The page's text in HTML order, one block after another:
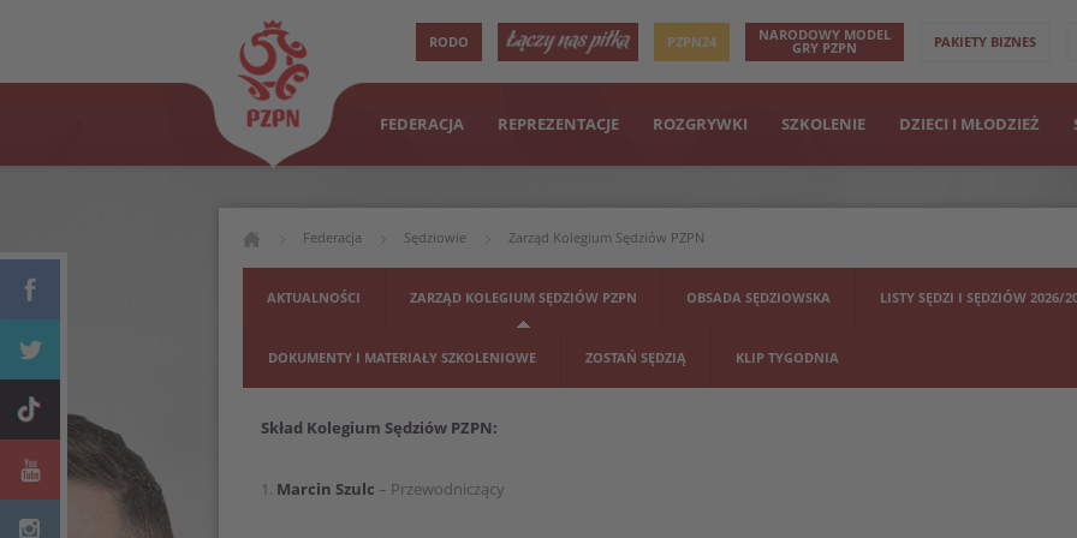
RODO PZPN24 NARODOWY MODEL
GRY PZPN PAKIETY BIZNES
FEDERACJA REPREZENTACJE ROZGRYWKI SZKOLENIE DZIECI I MŁODZIEŻ
Federacja Sędziowie Zarząd Kolegium Sędziów PZPN
AKTUALNOŚCI ZARZĄD KOLEGIUM SĘDZIÓW PZPN OBSADA SĘDZIOWSKA LISTY SĘDZI I SĘDZIÓW 2026/
DOKUMENTY I MATERIAŁY SZKOLENIOWE ZOSTAŃ SĘDZIĄ KLIP TYGODNIA
Skład Kolegium Sędziów PZPN:
1. Marcin Szulc – Przewodniczący